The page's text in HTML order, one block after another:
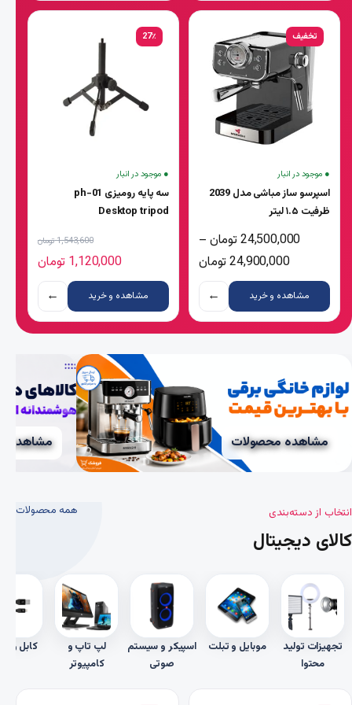
تخفیف
● موجود در انبار
اسپرسو ساز مباشی مدل 2039
ظرفیت ۱.۵ لیتر
24,500,000 تومان –
24,900,000 تومانمحدوده قیمت: 24,500,000 تومان تا 24,900,000 تومان
مشاهده و خرید ←
27٪
● موجود در انبار
سه پایه رومیزی ph-01
Desktop tripod
1,543,600تومانقیمت اصلی
1,120,000 تومانقیمت فعلی
مشاهده و خرید ←
مشاهده محصولات مشاهده
انتخاب از دسته‌بندی
کالای دیجیتال
همه محصولات
تجهیزات تولید
محتوا
موبایل و تبلت
اسپیکر و سیستم
صوتی
لپ تاپ و
کامپیوتر
کابل و